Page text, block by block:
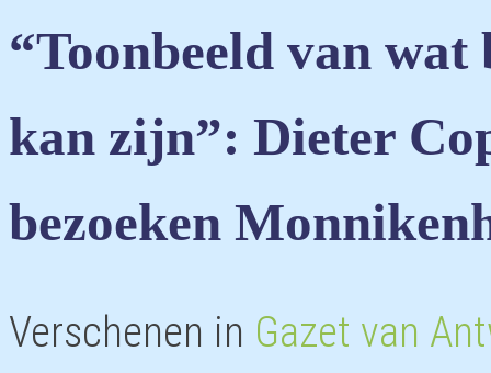
“Toonbeeld van
kan zijn”: Dieter
bezoeken
Verschenen in Gazet van